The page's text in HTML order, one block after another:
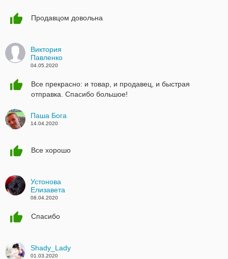
Продавцом довольна
Виктория
Павленко
04.05.2020
Все прекрасно: и товар, и продавец, и быстрая
отправка. Спасибо большое!
Паша Богa
14.04.2020
Все хорошо
Устонова
Елизавета
08.04.2020
Спасибо
Shady_Lady
01.03.2020